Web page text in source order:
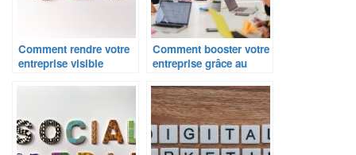
Comment rendre votre
entreprise visible
Comment booster votre
entreprise grâce au